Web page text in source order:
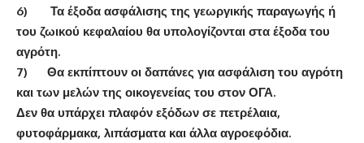
6)
Τα έξοδα ασφάλισης της γεωργικής παραγωγής ή
του ζωικού κεφαλαίου θα υπολογίζονται στα έξοδα του
αγρότη.
7)
Θα εκπίπτουν οι δαπάνες για ασφάλιση του αγρότη
και των μελών της οικογενείας του στον ΟΓΑ.
Δεν θα υπάρχει πλαφόν εξόδων σε πετρέλαια,
φυτοφάρμακα, λιπάσματα και άλλα αγροεφόδια.